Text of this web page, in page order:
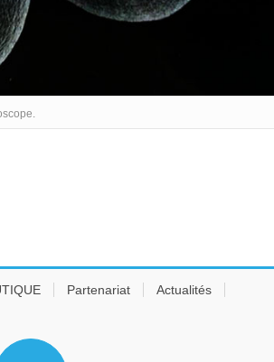
Partenariat Actualités